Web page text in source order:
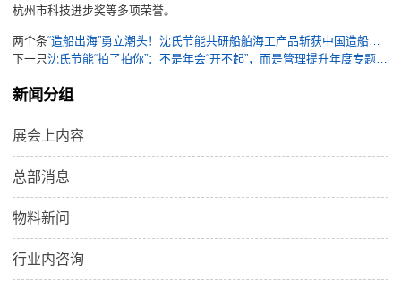
杭州市科技进步奖等多项荣誉。
两个条
下一只
新闻分组
展会上内容
总部消息
物料新问
行业内咨询